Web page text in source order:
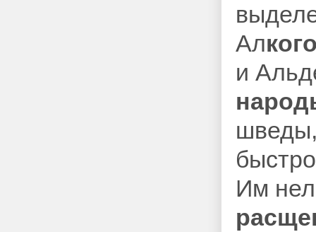
Ал
и
Им